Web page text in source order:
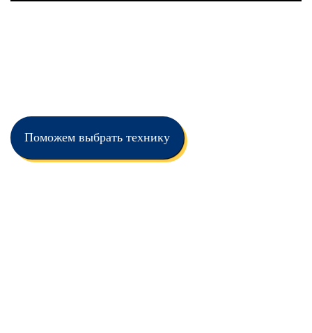
Поможем выбрать технику